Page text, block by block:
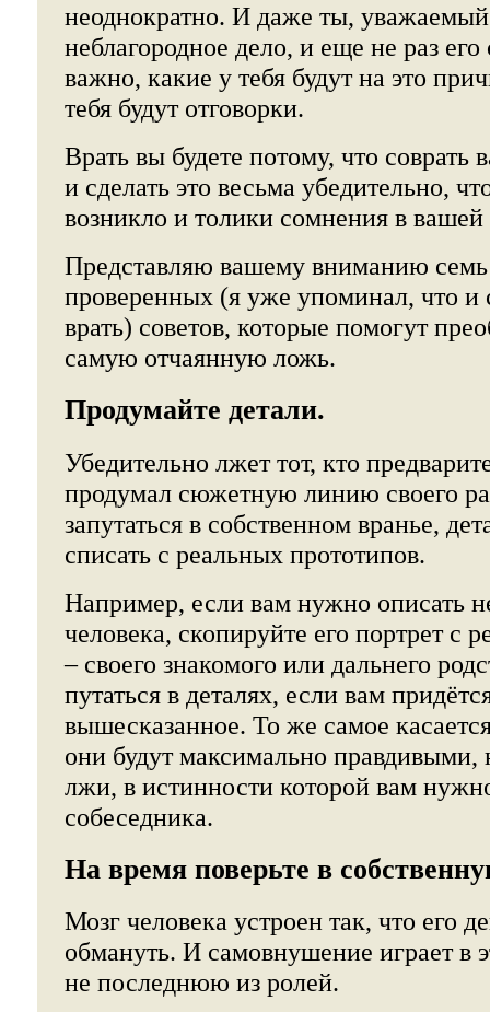
неоднократно. И даже ты, уважаемый
неблагородное дело, и еще не раз
важно, какие у тебя будут на это
тебя будут отговорки.
Врать вы будете потому, что
и сделать это весьма убедительно,
возникло и толики сомнения в вашей
Представляю вашему вниманию
проверенных (я уже упоминал, что
врать) советов, которые помогут
самую отчаянную ложь.
Продумайте детали.
Убедительно лжет тот, кто
продумал сюжетную линию своего
запутаться в собственном вранье,
списать с реальных прототипов.
Например, если вам нужно описать
человека, скопируйте его портрет с
– своего знакомого или дальнего
путаться в деталях, если вам
вышесказанное. То же самое
они будут максимально правдивыми,
лжи, в истинности которой вам
собеседника.
На время поверьте в
Мозг человека устроен так, что его
обмануть. И самовнушение играет в
не последнюю из ролей.